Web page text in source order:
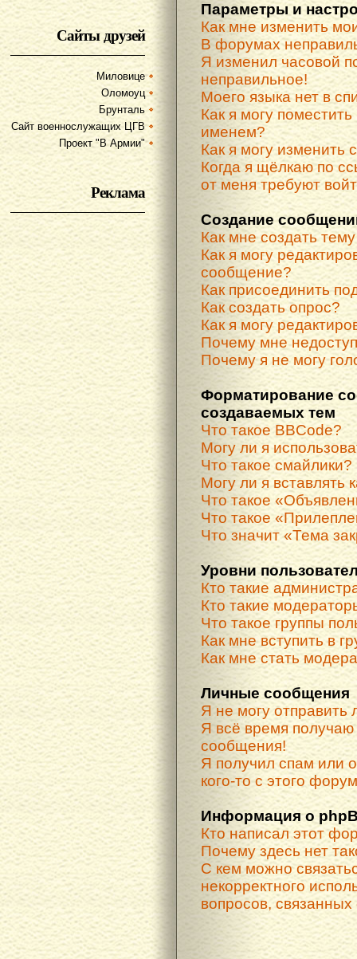
Сайты друзей
Миловице
Оломоуц
Брунталь
Сайт военнослужащих ЦГВ
Проект "В Армии"
Реклама
Параметры и
Как мне изменить
В форумах
Я изменил часовой
неправильное!
Моего языка нет в
Как я могу
именем?
Как я могу изменить
Когда я щёлкаю по
от меня требуют
Создание
Как мне создать
Как я могу
сообщение?
Как присоединить
Как создать опрос?
Как я могу
Почему мне
Почему я не могу
Форматирование
создаваемых тем
Что такое BBCode?
Могу ли я
Что такое смайлики?
Могу ли я вставлять
Что такое
Что такое
Что значит «Тема
Уровни
Кто такие
Кто такие
Что такое группы
Как мне вступить в
Как мне стать
Личные сообщения
Я не могу
Я всё время
сообщения!
Я получил спам или
кого-то с этого
Информация о
Кто написал этот
Почему здесь нет
С кем можно
некорректного
вопросов,